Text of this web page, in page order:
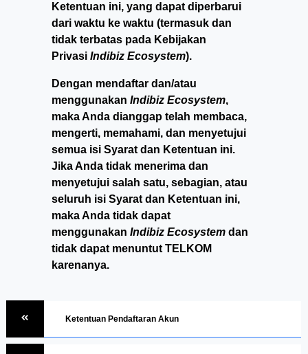
Ketentuan ini, yang dapat diperbarui
dari waktu ke waktu (termasuk dan
tidak terbatas pada Kebijakan
Privasi Indibiz Ecosystem).
Dengan mendaftar dan/atau
menggunakan Indibiz Ecosystem,
maka Anda dianggap telah membaca,
mengerti, memahami, dan menyetujui
semua isi Syarat dan Ketentuan ini.
Jika Anda tidak menerima dan
menyetujui salah satu, sebagian, atau
seluruh isi Syarat dan Ketentuan ini,
maka Anda tidak dapat
menggunakan Indibiz Ecosystem dan
tidak dapat menuntut TELKOM
karenanya.
Ketentuan Pendaftaran Akun